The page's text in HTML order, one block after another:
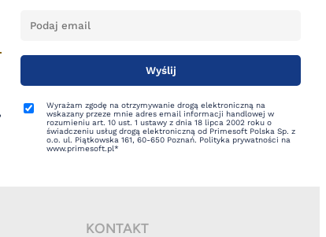
Wyrażam zgodę na otrzymywanie drogą elektroniczną na
wskazany przeze mnie adres email informacji handlowej w
rozumieniu art. 10 ust. 1 ustawy z dnia 18 lipca 2002 roku o
świadczeniu usług drogą elektroniczną od Primesoft Polska Sp. z
o.o. ul. Piątkowska 161, 60-650 Poznań. Polityka prywatności na
www.primesoft.pl*
KONTAKT